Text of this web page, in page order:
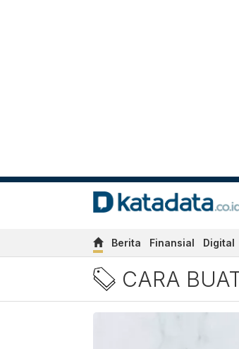
Berita Finansial Digital
Berita Cara Buat
CARA